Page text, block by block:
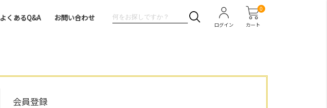
よくあるQ&A お問い合わせ
カート
0
ログイン
会員登録